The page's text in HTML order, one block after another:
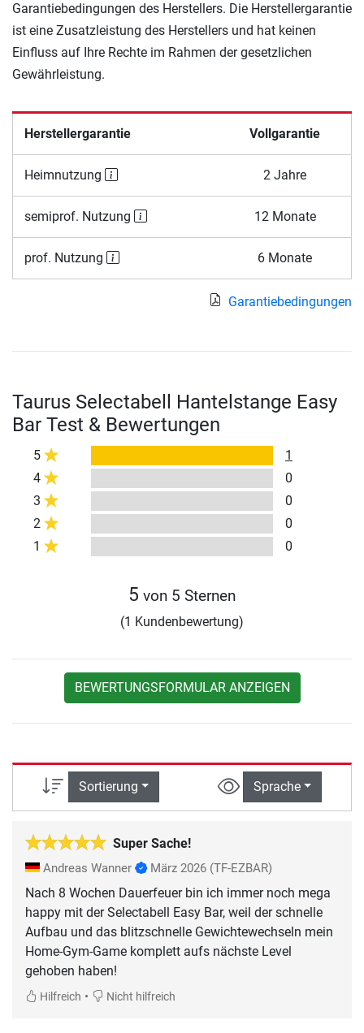
Garantiebedingungen des Herstellers. Die Herstellergarantie
ist eine Zusatzleistung des Herstellers und hat keinen
Einfluss auf Ihre Rechte im Rahmen der gesetzlichen
Gewährleistung.
Herstellergarantie Vollgarantie
Heimnutzung 2 Jahre
semiprof. Nutzung 12 Monate
prof. Nutzung 6 Monate
Garantiebedingungen
Taurus Selectabell Hantelstange Easy
Bar Test & Bewertungen
5
1
4
0
3
0
2
0
1
0
5 von 5 Sternen
(1 Kundenbewertung)
BEWERTUNGSFORMULAR ANZEIGEN
Sortierung Sprache
Super Sache!
Andreas Wanner März 2026 (TF-EZBAR)
Nach 8 Wochen Dauerfeuer bin ich immer noch mega
happy mit der Selectabell Easy Bar, weil der schnelle
Aufbau und das blitzschnelle Gewichtewechseln mein
Home-Gym-Game komplett aufs nächste Level
gehoben haben!
Hilfreich • Nicht hilfreich